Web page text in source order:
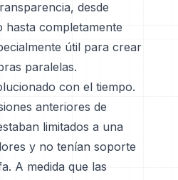
desde
hasta completamente
útil para crear
paralelas.
con el tiempo.
anteriores de
limitados a una
y no tenían soporte
A medida que las